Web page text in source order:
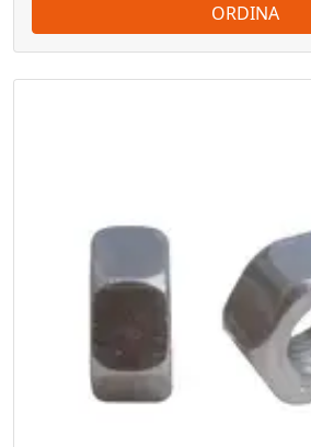
ORDINA